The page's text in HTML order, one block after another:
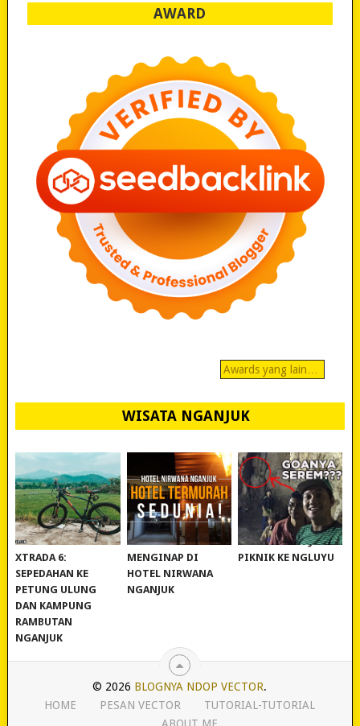
AWARD
Awards yang lain…
WISATA NGANJUK
REVIEW POLYGON
XTRADA 6:
SEPEDAHAN KE
PETUNG ULUNG
DAN KAMPUNG
RAMBUTAN
NGANJUK
MURAH BANGET!
MENGINAP DI
HOTEL NIRWANA
NGANJUK
WISATA NGANJUK:
PIKNIK KE NGLUYU
© 2026 BLOGNYA NDOP VECTOR.
HOME
PESAN VECTOR
TUTORIAL-TUTORIAL